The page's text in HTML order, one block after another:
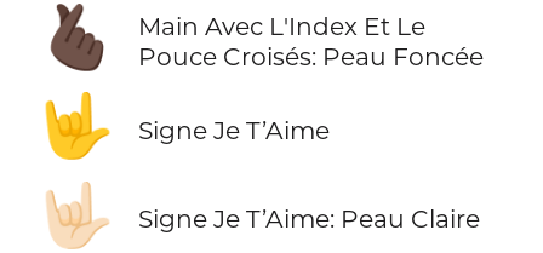
🫰🏿
Main Avec L'Index Et Le
Pouce Croisés: Peau Foncée
🤟 Signe Je T’Aime
🤟🏻 Signe Je T’Aime: Peau Claire